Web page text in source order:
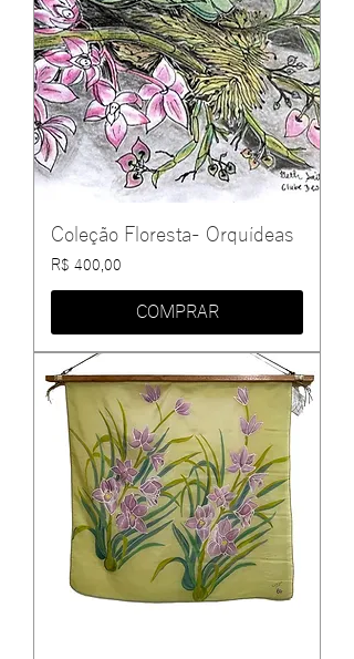
Coleção Floresta- Orquídeas
Preço
R$ 400,00
COMPRAR